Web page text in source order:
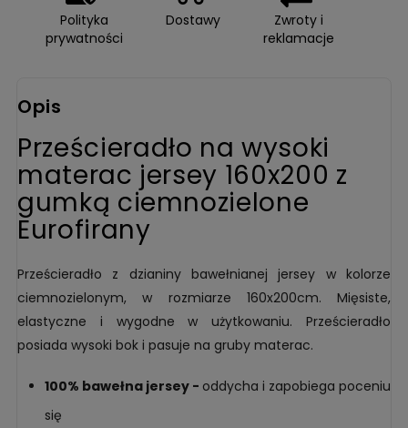
Polityka
prywatności
Dostawy
Zwroty i
reklamacje
Opis
Prześcieradło na wysoki
materac jersey 160x200 z
gumką ciemnozielone
Eurofirany
Prześcieradło z dzianiny bawełnianej jersey w kolorze
ciemnozielonym, w rozmiarze 160x200cm. Mięsiste,
elastyczne i wygodne w użytkowaniu. Prześcieradło
posiada wysoki bok i pasuje na gruby materac.
100% bawełna jersey - oddycha i zapobiega poceniu
się